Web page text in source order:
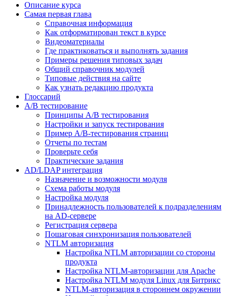
Описание курса
Самая первая глава
Справочная информация
Как отформатирован текст в курсе
Видеоматериалы
Где практиковаться и выполнять задания
Примеры решения типовых задач
Общий справочник модулей
Типовые действия на сайте
Как узнать редакцию продукта
Глоссарий
A/B тестирование
Принципы A/B тестирования
Настройки и запуск тестирования
Пример A/B-тестирования страниц
Отчеты по тестам
Проверьте себя
Практические задания
AD/LDAP интеграция
Назначение и возможности модуля
Схема работы модуля
Настройка модуля
Принадлежность пользователей к подразделениям
на AD-сервере
Регистрация сервера
Пошаговая синхронизация пользователей
NTLM авторизация
Настройка NTLM авторизации со стороны
продукта
Настройка NTLM-авторизации для Apache
Настройка NTLM модуля Linux для Битрикс
NTLM-авторизация в стороннем окружении